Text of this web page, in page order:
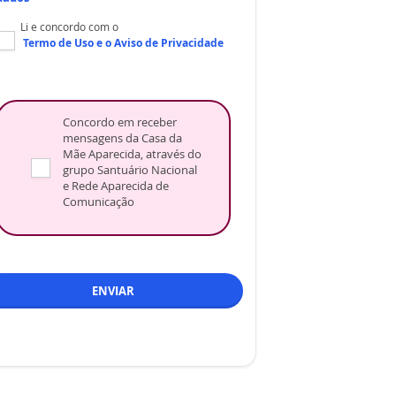
Li e concordo com o
Termo de Usoe oAviso de Privacidade
Concordo em receber
mensagens da Casa da
Mãe Aparecida, através do
grupo Santuário Nacional
e Rede Aparecida de
Comunicação
ENVIAR